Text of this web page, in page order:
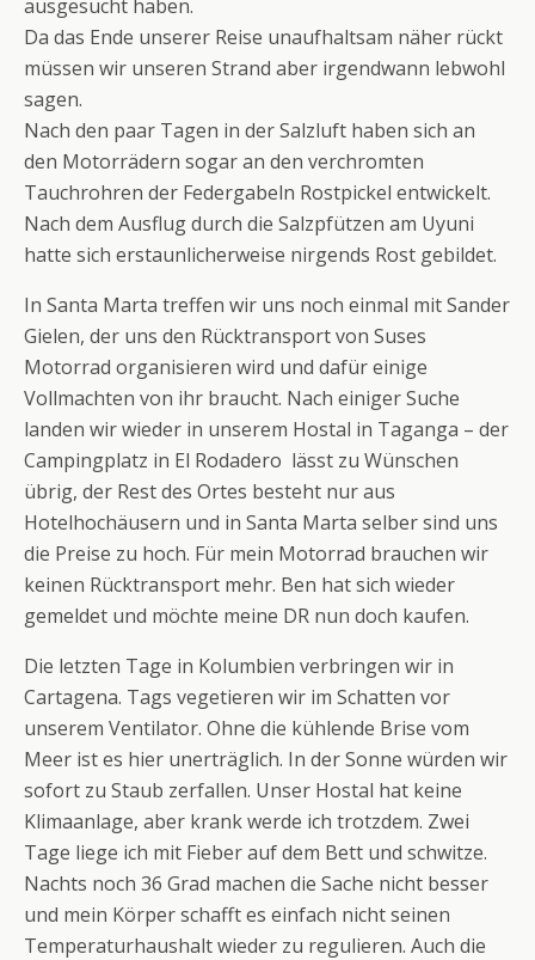
ausgesucht haben.
Da das Ende unserer Reise unaufhaltsam näher rückt
müssen wir unseren Strand aber irgendwann lebwohl
sagen.
Nach den paar Tagen in der Salzluft haben sich an
den Motorrädern sogar an den verchromten
Tauchrohren der Federgabeln Rostpickel entwickelt.
Nach dem Ausflug durch die Salzpfützen am Uyuni
hatte sich erstaunlicherweise nirgends Rost gebildet.
In Santa Marta treffen wir uns noch einmal mit Sander
Gielen, der uns den Rücktransport von Suses
Motorrad organisieren wird und dafür einige
Vollmachten von ihr braucht. Nach einiger Suche
landen wir wieder in unserem Hostal in Taganga – der
Campingplatz in El Rodadero lässt zu Wünschen
übrig, der Rest des Ortes besteht nur aus
Hotelhochäusern und in Santa Marta selber sind uns
die Preise zu hoch. Für mein Motorrad brauchen wir
keinen Rücktransport mehr. Ben hat sich wieder
gemeldet und möchte meine DR nun doch kaufen.
Die letzten Tage in Kolumbien verbringen wir in
Cartagena. Tags vegetieren wir im Schatten vor
unserem Ventilator. Ohne die kühlende Brise vom
Meer ist es hier unerträglich. In der Sonne würden wir
sofort zu Staub zerfallen. Unser Hostal hat keine
Klimaanlage, aber krank werde ich trotzdem. Zwei
Tage liege ich mit Fieber auf dem Bett und schwitze.
Nachts noch 36 Grad machen die Sache nicht besser
und mein Körper schafft es einfach nicht seinen
Temperaturhaushalt wieder zu regulieren. Auch die